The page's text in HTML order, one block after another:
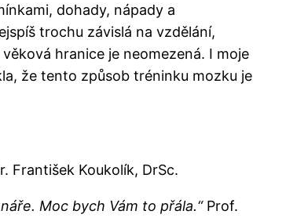
dohady, nápady a
trochu závislá na vzdělání,
hranice je neomezená. I moje
že tento způsob tréninku mozku je
František Koukolík, DrSc.
Moc bych Vám to přála.“Prof.